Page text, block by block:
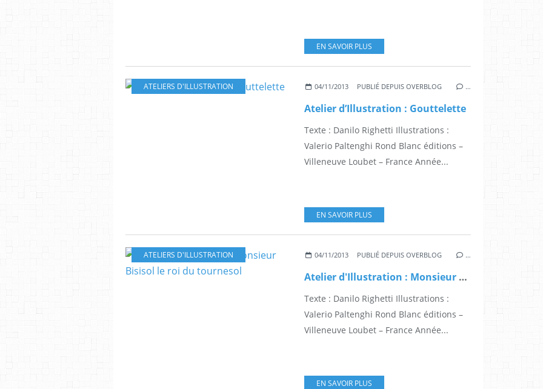
EN SAVOIR PLUS
ATELIERS D'ILLUSTRATION 04/11/2013 PUBLIÉ DEPUIS OVERBLOG …
Atelier d’Illustration : Gouttelette
Texte : Danilo Righetti Illustrations :
Valerio Paltenghi Rond Blanc éditions –
Villeneuve Loubet – France Année...
EN SAVOIR PLUS
ATELIERS D'ILLUSTRATION 04/11/2013 PUBLIÉ DEPUIS OVERBLOG …
Atelier d'Illustration : Monsieur Bisisol le roi du tournesol
Texte : Danilo Righetti Illustrations :
Valerio Paltenghi Rond Blanc éditions –
Villeneuve Loubet – France Année...
EN SAVOIR PLUS